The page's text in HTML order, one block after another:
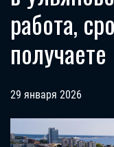
работа,
получаете
29 января 2026